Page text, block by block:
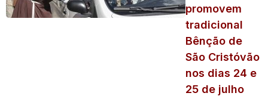
promovem
tradicional
Bênção de
São Cristóvão
nos dias 24 e
25 de julho